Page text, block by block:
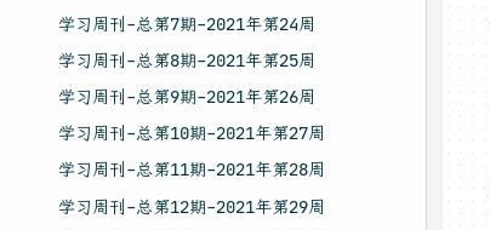
学习周刊-总第7期-2021年第24周
学习周刊-总第8期-2021年第25周
学习周刊-总第9期-2021年第26周
学习周刊-总第10期-2021年第27周
学习周刊-总第11期-2021年第28周
学习周刊-总第12期-2021年第29周